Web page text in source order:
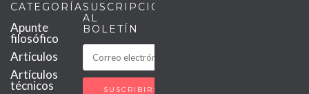
CATEGORÍAS
Apunte
filosófico
Artículos
Artículos
técnicos
SUSCRIPCIÓN
AL
BOLETÍN